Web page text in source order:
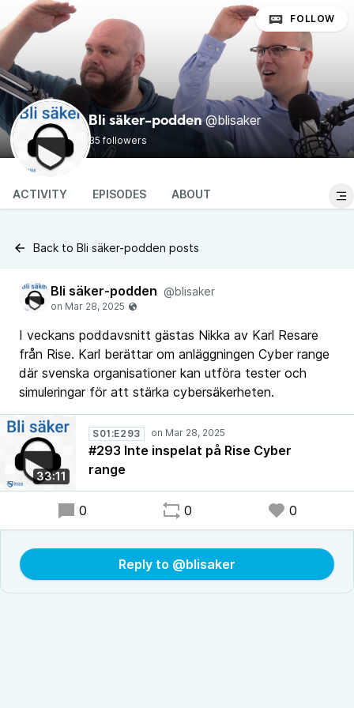
Bli säker-podden @blisaker
35 followers
FOLLOW
ACTIVITY EPISODES ABOUT
Back to Bli säker-podden posts
Bli säker-podden @blisaker
I veckans poddavsnitt gästas Nikka av Karl Resare
från Rise. Karl berättar om anläggningen Cyber range
där svenska organisationer kan utföra tester och
simuleringar för att stärka cybersäkerheten.
33:11
S01:E293
#293 Inte inspelat på Rise Cyber
range
0 0 0
Reply to @blisaker